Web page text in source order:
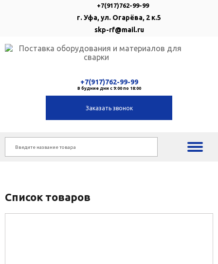
+7(917)762-99-99
г. Уфа, ул. Огарёва, 2 к.5
skp-rf@mail.ru
+7(917)762-99-99
В будние дни с 9:00 по 18:00
Заказать звонок
Список товаров